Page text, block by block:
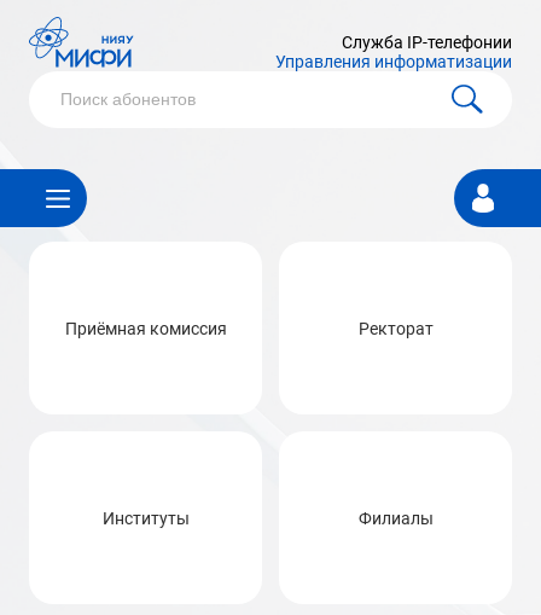
Служба IP-телефонии
Управления информатизации
Личный
кабинет
Приёмная комиссия Ректорат
Институты Филиалы